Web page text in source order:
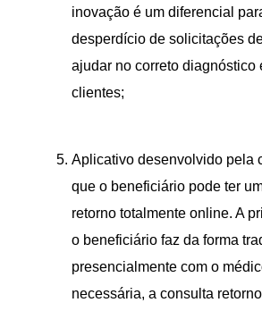
inovação é um diferencial
desperdício de solicitações
ajudar no correto diagnóstico
clientes;
Aplicativo desenvolvido pela
que o beneficiário pode ter
retorno totalmente online. A
o beneficiário faz da forma
presencialmente com o
necessária, a consulta